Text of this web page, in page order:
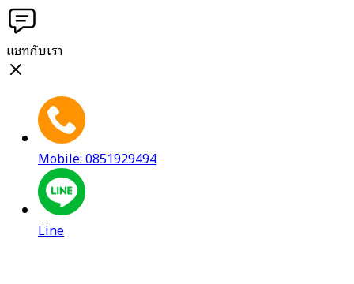
แชทกับเรา
Mobile: 0851929494
Line